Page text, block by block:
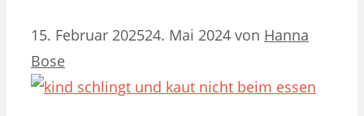
15. Februar 202524. Mai 2024 von Hanna
Bose